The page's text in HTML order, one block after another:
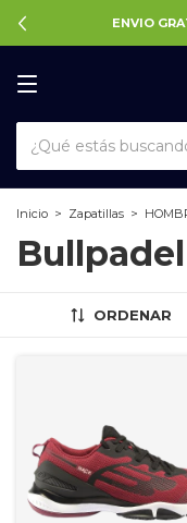
ENVIO
Inicio > Zapatillas >
Bullpadel
ORDENAR